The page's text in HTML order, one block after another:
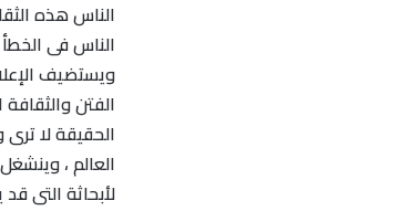
الناس هذه
الناس فى
ويستضيف
الفتن
الحقيقة لا
العالم ،
لأبحاثة التى